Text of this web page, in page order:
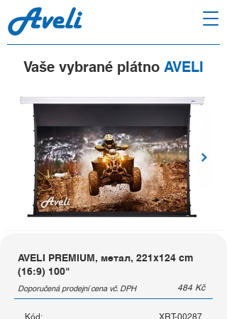
Vaše vybrané plátno AVELI
AVELI PREMIUM, метал, 221x124 cm
(16:9) 100"
Doporučená prodejní cena vč. DPH 484 Kč
Kód: XRT-00287